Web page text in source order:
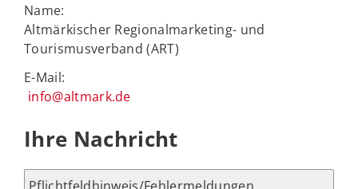
Name:
Altmärkischer Regionalmarketing- und
Tourismusverband (ART)
E-Mail:
info@altmark.de
Ihre Nachricht